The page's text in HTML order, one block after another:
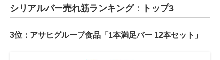
シリアルバー売れ筋ランキング：トップ3
3位：アサヒグループ食品「1本満足バー 12本セット」